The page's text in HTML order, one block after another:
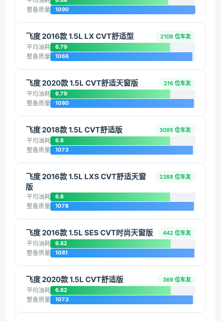
整备质量 1090
飞度 2016款 1.5L LX CVT舒适型 2108 位车友
平均油耗 6.79
整备质量 1068
飞度 2020款 1.5L CVT舒适天窗版 216 位车友
平均油耗 6.79
整备质量 1080
飞度 2018款 1.5L CVT舒适版 3095 位车友
平均油耗 6.8
整备质量 1073
飞度 2016款 1.5L LXS CVT舒适天窗
版
2388 位车友
平均油耗 6.8
整备质量 1078
飞度 2016款 1.5L SES CVT时尚天窗版 442 位车友
平均油耗 6.82
整备质量 1081
飞度 2020款 1.5L CVT舒适版 369 位车友
平均油耗 6.82
整备质量 1073